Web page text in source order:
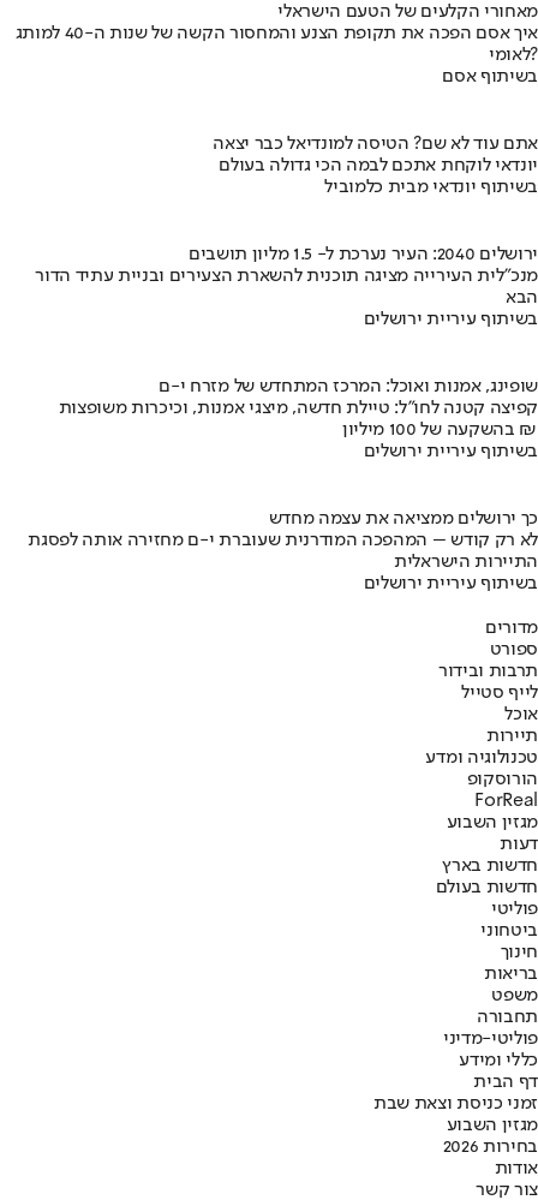
מאחורי הקלעים של הטעם הישראלי
איך אסם הפכה את תקופת הצנע והמחסור הקשה של שנות ה-40 למותג
לאומי?
בשיתוף אסם
אתם עוד לא שם? הטיסה למונדיאל כבר יצאה
יונדאי לוקחת אתכם לבמה הכי גדולה בעולם
בשיתוף יונדאי מבית כלמוביל
ירושלים 2040: העיר נערכת ל- 1.5 מליון תושבים
מנכ"לית העירייה מציגה תוכנית להשארת הצעירים ובניית עתיד הדור
הבא
בשיתוף עיריית ירושלים
שופינג, אמנות ואוכל: המרכז המתחדש של מזרח י-ם
קפיצה קטנה לחו"ל: טיילת חדשה, מיצגי אמנות, וכיכרות משופצות
בהשקעה של 100 מיליון ₪
בשיתוף עיריית ירושלים
כך ירושלים ממציאה את עצמה מחדש
לא רק קודש – המהפכה המודרנית שעוברת י-ם מחזירה אותה לפסגת
התיירות הישראלית
בשיתוף עיריית ירושלים
מדורים
ספורט
תרבות ובידור
לייף סטייל
אוכל
תיירות
טכנולוגיה ומדע
הורוסקופ
ForReal
מגזין השבוע
דעות
חדשות בארץ
חדשות בעולם
פוליטי
ביטחוני
חינוך
בריאות
משפט
תחבורה
פוליטי-מדיני
כללי ומידע
דף הבית
זמני כניסת וצאת שבת
מגזין השבוע
בחירות 2026
אודות
צור קשר